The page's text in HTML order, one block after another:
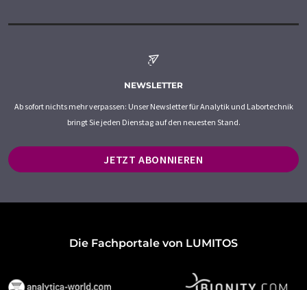
NEWSLETTER
Ab sofort nichts mehr verpassen: Unser Newsletter für Analytik und Labortechnik
bringt Sie jeden Dienstag auf den neuesten Stand.
JETZT ABONNIEREN
Die Fachportale von LUMITOS